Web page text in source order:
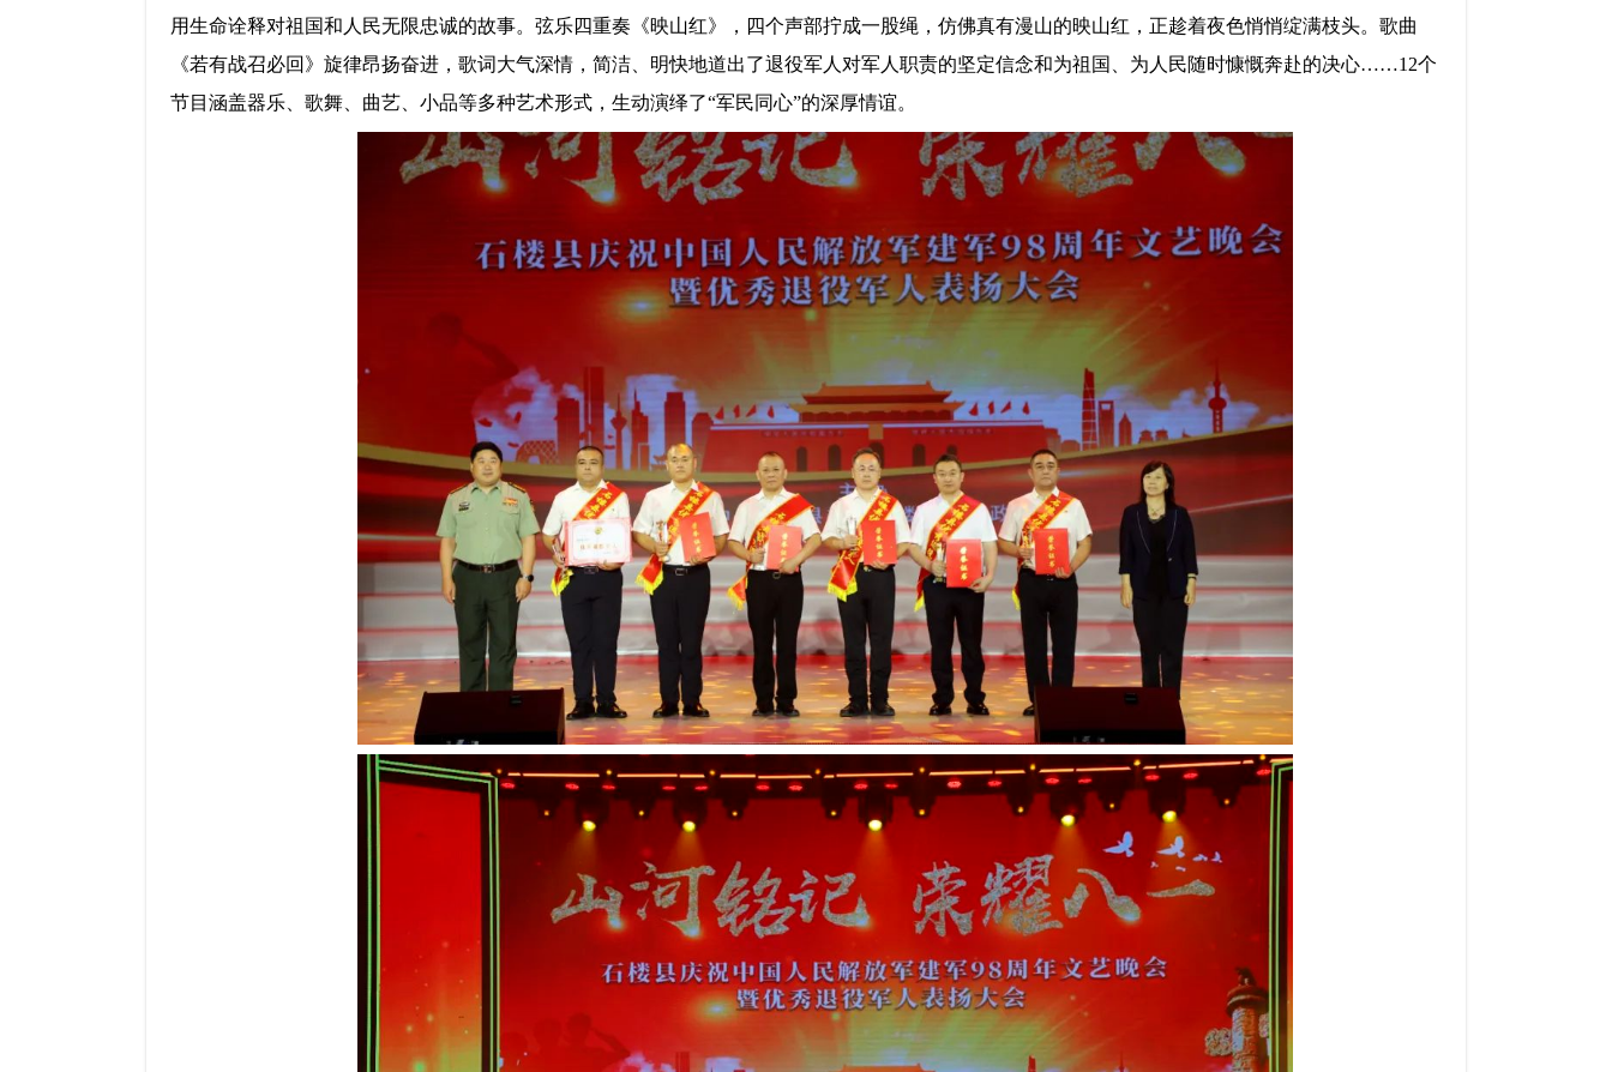
用生命诠释对祖国和人民无限忠诚的故事。弦乐四重奏《映山红》
， 四个声部拧成一股绳，仿佛真有漫山的映山红，正趁着夜色悄悄绽满枝头。歌曲
《若有战召必回 》旋律昂扬奋进，歌词大气深情，简洁、明快地道出了退役军人对军人职责的坚定信念和为祖国、为人民随时慷慨奔赴的决心……12个
节目涵盖器乐、歌舞、曲艺、小品等多种艺术形式，生动演绎了“军民同心”的深厚情谊。